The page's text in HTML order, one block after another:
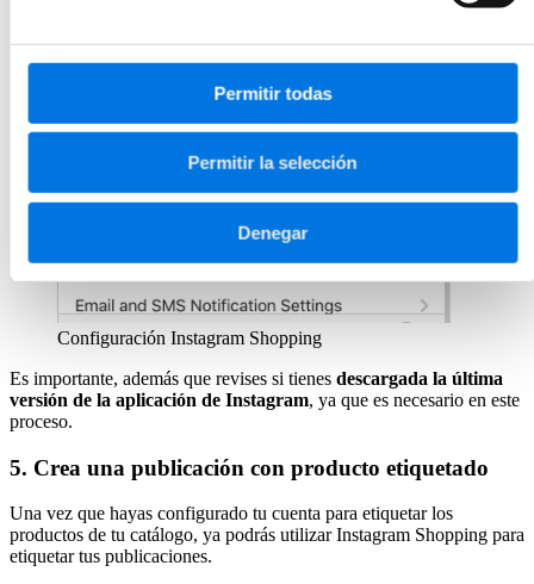
Permitir todas
Permitir la selección
Denegar
Configuración Instagram Shopping
Es importante, además que revises si tienes descargada la última
versión de la aplicación de Instagram, ya que es necesario en este
proceso.
5. Crea una publicación con producto etiquetado
Una vez que hayas configurado tu cuenta para etiquetar los
productos de tu catálogo, ya podrás utilizar Instagram Shopping para
etiquetar tus publicaciones.